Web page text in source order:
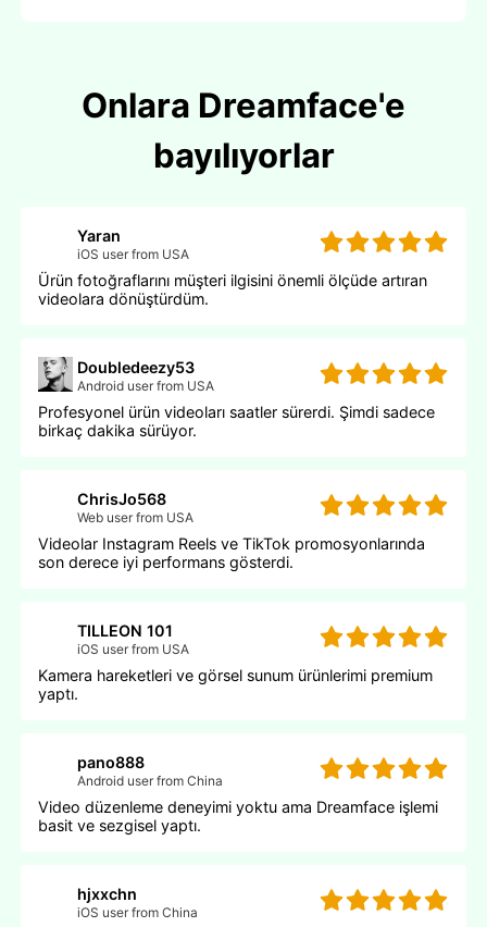
Onlara Dreamface'e
bayılıyorlar
Yaran
iOS user from USA
Ürün fotoğraflarını müşteri ilgisini önemli ölçüde artıran
videolara dönüştürdüm.
Doubledeezy53
Android user from USA
Profesyonel ürün videoları saatler sürerdi. Şimdi sadece
birkaç dakika sürüyor.
ChrisJo568
Web user from USA
Videolar Instagram Reels ve TikTok promosyonlarında
son derece iyi performans gösterdi.
TILLEON 101
iOS user from USA
Kamera hareketleri ve görsel sunum ürünlerimi premium
yaptı.
pano888
Android user from China
Video düzenleme deneyimi yoktu ama Dreamface işlemi
basit ve sezgisel yaptı.
hjxxchn
iOS user from China